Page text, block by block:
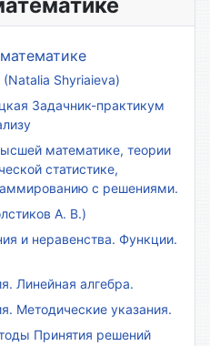
Shyriaieva)
Задачник-практикум
математике, теории
статистике,
с решениями.
А. В.)
и неравенства. Функции.
Линейная алгебра.
Методические указания.
Принятия решений